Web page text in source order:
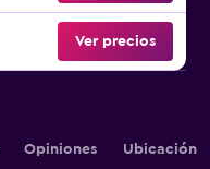
Ver precios
Opiniones Ubicación